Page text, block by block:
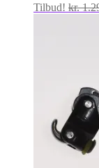
Tilbud! kr.